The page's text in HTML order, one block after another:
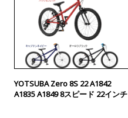
YOTSUBA Zero 8S 22 A1842
A1835 A1849 8スピード 22インチ